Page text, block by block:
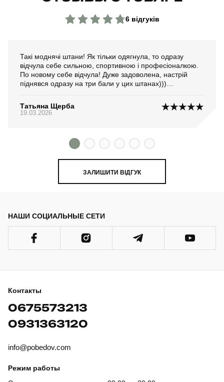
6 відгуків
Такі моднячі штани! Як тільки одягнула, то одразу
відчула себе сильною, спортивною і професіоналкою.
По новому себе відчула! Дуже задоволена, настрій
піднявся одразу на три бали у цих штанах)))
тканина, але нічого подібного. Фліс з внутрішньої
сторони приємно торкається до шкіри і ефекту парки
Татьяна Щерба
19.03.2026
ЗАЛИШИТИ ВІДГУК
НАШИ СОЦИАЛЬНЫЕ СЕТИ
Контакты
0675573213
0931363120
info@pobedov.com
Режим работы